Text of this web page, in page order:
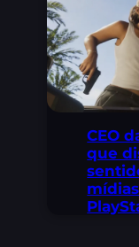
CEO
que